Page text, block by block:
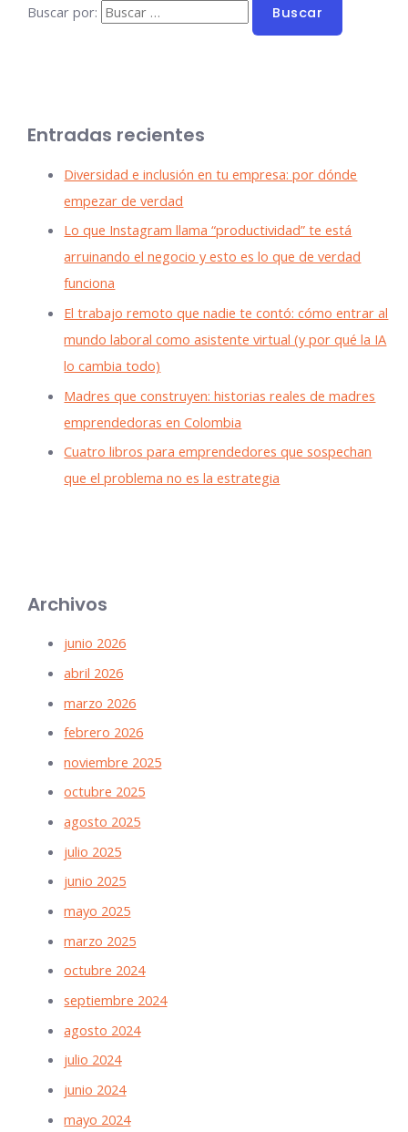
Buscar por:
Entradas recientes
Diversidad e inclusión en tu empresa: por dónde
empezar de verdad
Lo que Instagram llama “productividad” te está
arruinando el negocio y esto es lo que de verdad
funciona
El trabajo remoto que nadie te contó: cómo entrar al
mundo laboral como asistente virtual (y por qué la IA
lo cambia todo)
Madres que construyen: historias reales de madres
emprendedoras en Colombia
Cuatro libros para emprendedores que sospechan
que el problema no es la estrategia
Archivos
junio 2026
abril 2026
marzo 2026
febrero 2026
noviembre 2025
octubre 2025
agosto 2025
julio 2025
junio 2025
mayo 2025
marzo 2025
octubre 2024
septiembre 2024
agosto 2024
julio 2024
junio 2024
mayo 2024